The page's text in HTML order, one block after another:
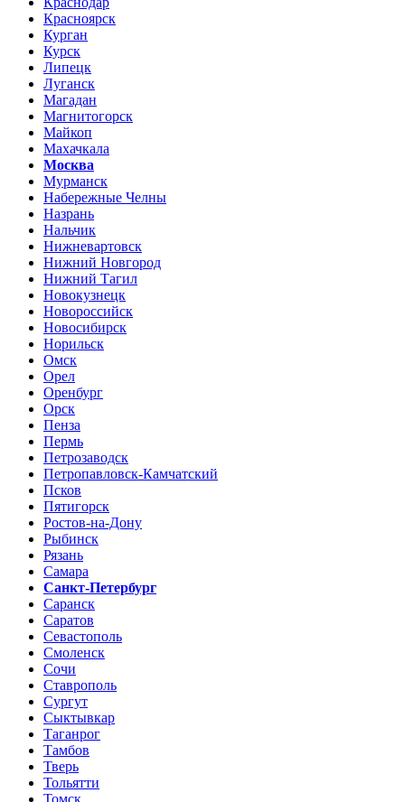
Красноярск
Курган
Курск
Липецк
Луганск
Магадан
Магнитогорск
Майкоп
Махачкала
Москва
Мурманск
Набережные Челны
Назрань
Нальчик
Нижневартовск
Нижний Новгород
Нижний Тагил
Новокузнецк
Новороссийск
Новосибирск
Норильск
Омск
Орел
Оренбург
Орск
Пенза
Пермь
Петрозаводск
Петропавловск-Камчатский
Псков
Пятигорск
Ростов-на-Дону
Рыбинск
Рязань
Самара
Санкт-Петербург
Саранск
Саратов
Севастополь
Смоленск
Сочи
Ставрополь
Сургут
Сыктывкар
Таганрог
Тамбов
Тверь
Тольятти
Томск